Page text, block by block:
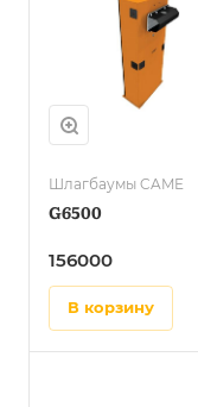
Шлагбаумы CAME
G6500
156000
в корзину